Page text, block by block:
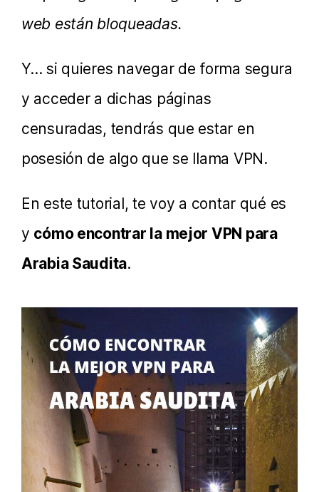
web están bloqueadas.
Y… si quieres navegar de forma segura
y acceder a dichas páginas
censuradas, tendrás que estar en
posesión de algo que se llama VPN.
En este tutorial, te voy a contar qué es
y cómo encontrar la mejor VPN para
Arabia Saudita.